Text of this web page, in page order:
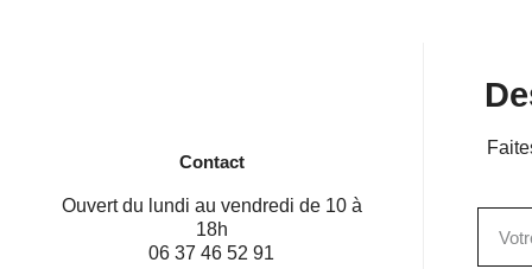
Contact
Ouvert du lundi au vendredi de 10 à
18h
06 37 46 52 91